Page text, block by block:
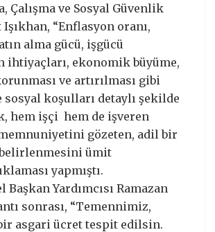
Çalışma ve Sosyal Güvenlik
Işıkhan, “Enflasyon oranı,
alma gücü, işgücü
ihtiyaçları, ekonomik büyüme,
ve artırılması gibi
koşulları detaylı şekilde
hem işçi hem de işveren
gözeten, adil bir
ümit
yapmıştı.
Başkan Yardımcısı Ramazan
sonrası, “Temennimiz,
asgari ücret tespit edilsin.